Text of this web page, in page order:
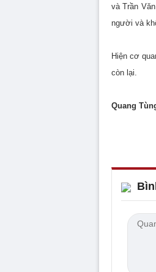
và Trần
người và
Hiện cơ
còn lại.
Quang